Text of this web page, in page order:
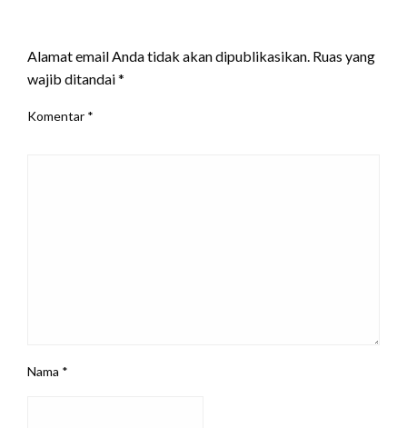
Alamat email Anda tidak akan dipublikasikan. Ruas yang
wajib ditandai*
Komentar *
Nama *